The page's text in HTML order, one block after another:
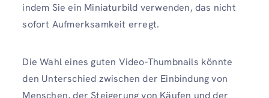
indem Sie ein Miniaturbild verwenden, das nicht
sofort Aufmerksamkeit erregt.
Die Wahl eines guten Video-Thumbnails könnte
den Unterschied zwischen der Einbindung von
Menschen, der Steigerung von Käufen und der